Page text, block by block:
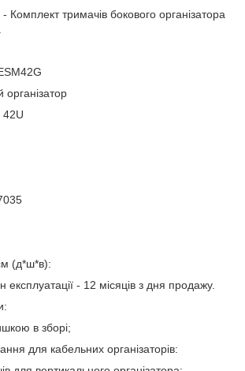
Комплект тримачів бокового організатора
42U
(д*ш*в):
експлуатації - 12 місяців з дня продажу.
в зборі;
для кабельних організаторів: